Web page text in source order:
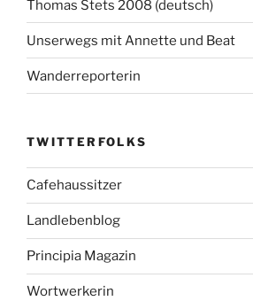
Thomas Stets 2008 (deutsch)
Unserwegs mit Annette und Beat
Wanderreporterin
TWITTERFOLKS
Cafehaussitzer
Landlebenblog
Principia Magazin
Wortwerkerin